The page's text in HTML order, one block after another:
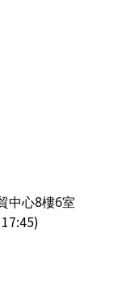
中心8樓6室